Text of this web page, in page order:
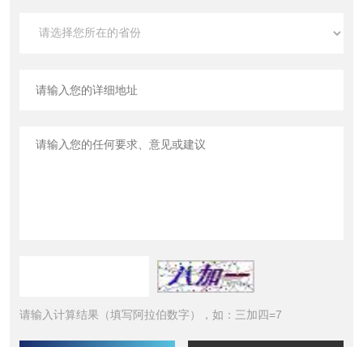
请输入计算结果（填写阿拉伯数字），如：三加四=7